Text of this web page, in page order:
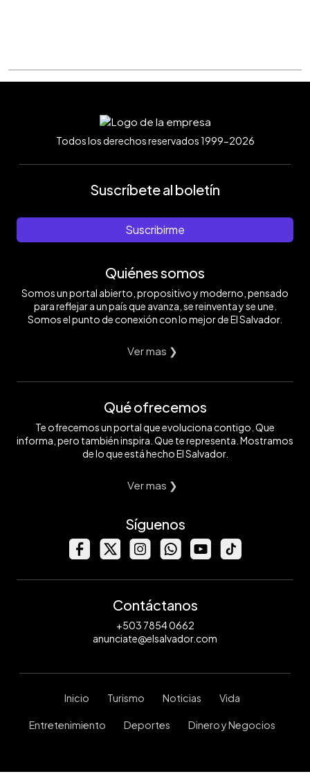
Todos los derechos reservados 1999-2026
Suscríbete al boletín
Suscribirme
Quiénes somos
Somos un portal abierto, propositivo y moderno, pensado
para reflejar a un país que avanza, se reinventa y se une.
Somos el punto de conexión con lo mejor de El Salvador.
Ver mas ❯
Qué ofrecemos
Te ofrecemos un portal que evoluciona contigo. Que
informa, pero también inspira. Que te representa. Mostramos
de lo que está hecho El Salvador.
Ver mas ❯
Síguenos
Contáctanos
+503 7854 0662
anunciate@elsalvador.com
Inicio Turismo Noticias Vida
Entretenimiento Deportes Dinero y Negocios